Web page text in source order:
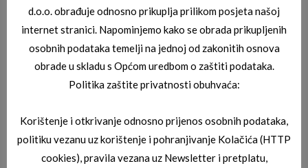
PEPE JEANS DIOPTRIJSKI OKVIRI
PEPE JEANS PJ3405-C2
d.o.o. obrađuje odnosno prikuplja prilikom posjeta našoj
internet stranici. Napominjemo kako se obrada prikupljenih
osobnih podataka temelji na jednoj od zakonitih osnova
obrade u skladu s Općom uredbom o zaštiti podataka.
Politika zaštite privatnosti obuhvaća:
Korištenje i otkrivanje odnosno prijenos osobnih podataka,
politiku vezanu uz korištenje i pohranjivanje Kolačića (HTTP
cookies), pravila vezana uz Newsletter i pretplatu,